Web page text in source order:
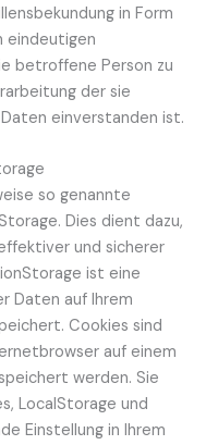
in Form
eindeutigen
betroffene Person zu
der sie
einverstanden ist.
so genannte
Dies dient dazu,
und sicherer
ist eine
Daten auf Ihrem
Cookies sind
auf einem
werden. Sie
LocalStorage und
Einstellung in Ihrem